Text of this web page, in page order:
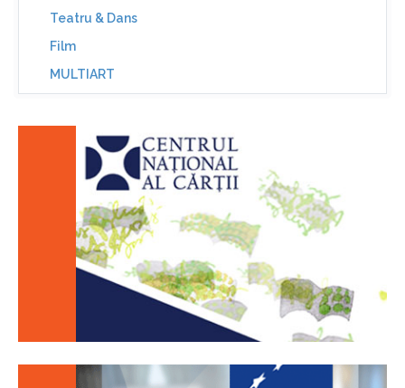
Teatru & Dans
Film
MULTIART